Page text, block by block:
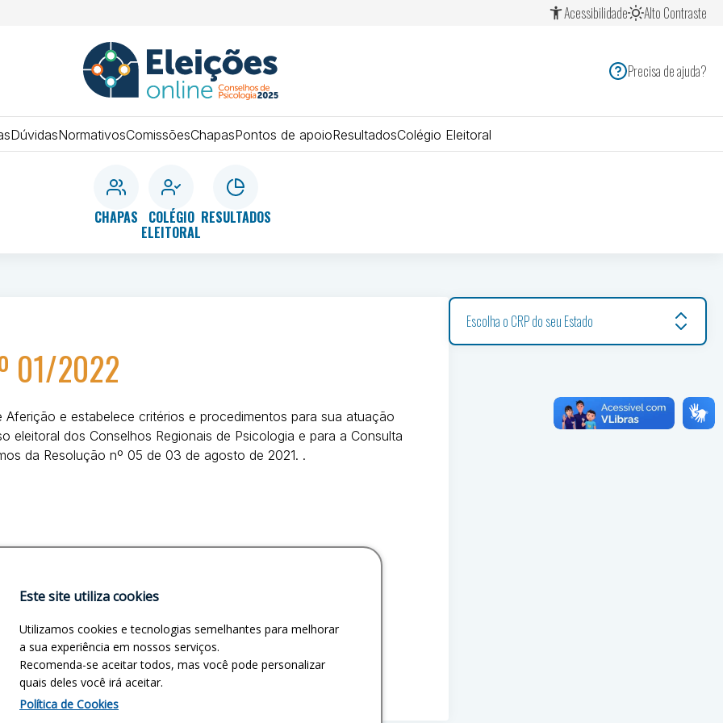
Acessibilidade Alto Contraste
ELEIÇÕES
2025
SISTEMA
CONSELHOS
DE
PSICOLOGIA
Precisa de ajuda?
DúvidasNormativosComissõesChapasPontos de apoioResultadosColégio Eleitoral
CHAPAS COLÉGIO
ELEITORAL
RESULTADOS
01/2022
e estabelece critérios e procedimentos para sua atuação
dos Conselhos Regionais de Psicologia e para a Consulta
da Resolução nº 05 de 03 de agosto de 2021. .
Escolha o CRP do seu Estado
Este site utiliza cookies
Utilizamos cookies e tecnologias semelhantes para melhorar
a sua experiência em nossos serviços.
Recomenda-se aceitar todos, mas você pode personalizar
quais deles você irá aceitar.
Política de Cookies